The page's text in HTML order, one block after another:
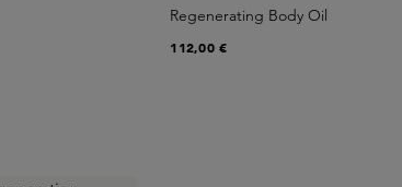
Regenerating Body Oil
112,00 €